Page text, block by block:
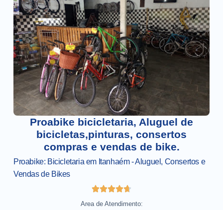
Proabike bicicletaria, Aluguel de
bicicletas,pinturas, consertos
compras e vendas de bike.
Proabike: Bicicletaria em Itanhaém - Aluguel, Consertos e
Vendas de Bikes
Area de Atendimento: